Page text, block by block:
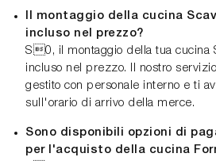
Il montaggio della cucina
incluso nel prezzo?
S0, il montaggio della tua cucina
incluso nel prezzo. Il nostro
gestito con personale interno e ti
sull'orario di arrivo della merce.
Sono disponibili opzioni di
per l'acquisto della cucina